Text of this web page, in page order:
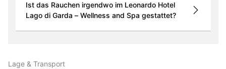
Ist das Rauchen irgendwo im Leonardo Hotel
Lago di Garda – Wellness and Spa gestattet?
Lage & Transport